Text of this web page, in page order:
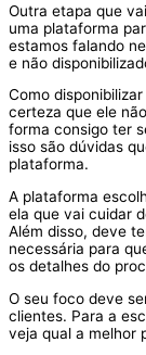
Outra etapa que
uma plataforma
estamos falando
e não
Como
certeza que ele
forma consigo ter
isso são dúvidas
plataforma.
A plataforma
ela que vai cuidar
Além disso, deve
necessária para
os detalhes do
O seu foco deve
clientes. Para a
veja qual a melhor